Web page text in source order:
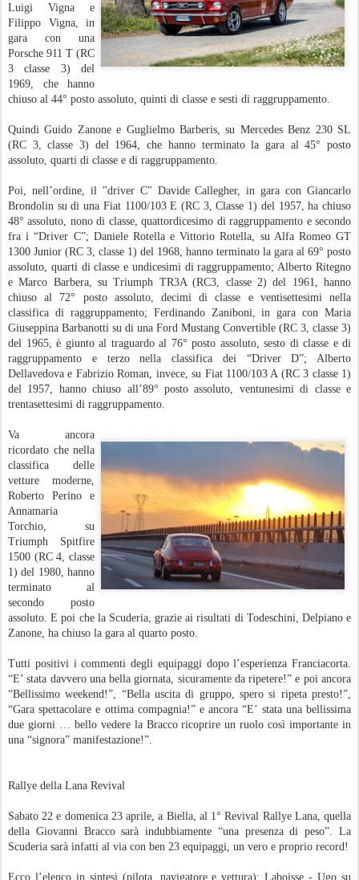
Luigi Vigna e
Filippo Vigna, in
gara con una
Porsche 911 T (RC
3 classe 3) del
1969, che hanno
chiuso al 44° posto assoluto, quinti di classe e sesti di raggruppamento.
Quindi Guido Zanone e Guglielmo Barberis, su Mercedes Benz 230 SL
(RC 3, classe 3) del 1964, che hanno terminato la gara al 45° posto
assoluto, quarti di classe e di raggruppamento.
Poi, nell’ordine, il "driver C" Davide Callegher, in gara con Giancarlo
Brondolin su di una Fiat 1100/103 E (RC 3, Classe 1) del 1957, ha chiuso
48° assoluto, nono di classe, quattordicesimo di raggruppamento e secondo
fra i “Driver C”; Daniele Rotella e Vittorio Rotella, su Alfa Romeo GT
1300 Junior (RC 3, classe 1) del 1968, hanno terminato la gara al 69° posto
assoluto, quarti di classe e undicesimi di raggruppamento; Alberto Ritegno
e Marco Barbera, su Triumph TR3A (RC3, classe 2) del 1961, hanno
chiuso al 72° posto assoluto, decimi di classe e ventisettesimi nella
classifica di raggruppamento; Ferdinando Zaniboni, in gara con Maria
Giuseppina Barbanotti su di una Ford Mustang Convertible (RC 3, classe 3)
del 1965, è giunto al traguardo al 76° posto assoluto, sesto di classe e di
raggruppamento e terzo nella classifica dei “Driver D”; Alberto
Dellavedova e Fabrizio Roman, invece, su Fiat 1100/103 A (RC 3 classe 1)
del 1957, hanno chiuso all’89° posto assoluto, ventunesimi di classe e
trentasettesimi di raggruppamento.
Va ancora
ricordato che nella
classifica delle
vetture moderne,
Roberto Perino e
Annamaria
Torchio, su
Triumph Spitfire
1500 (RC 4, classe
1) del 1980, hanno
terminato al
secondo posto
assoluto. E poi che la Scuderia, grazie ai risultati di Todeschini, Delpiano e
Zanone, ha chiuso la gara al quarto posto.
Tutti positivi i commenti degli equipaggi dopo l’esperienza Franciacorta.
“E’ stata davvero una bella giornata, sicuramente da ripetere!” e poi ancora
“Bellissimo weekend!”, “Bella uscita di gruppo, spero si ripeta presto!”,
“Gara spettacolare e ottima compagnia!” e ancora “E’ stata una bellissima
due giorni … bello vedere la Bracco ricoprire un ruolo così importante in
una “signora” manifestazione!”.
Rallye della Lana Revival
Sabato 22 e domenica 23 aprile, a Biella, al 1° Revival Rallye Lana, quella
della Giovanni Bracco sarà indubbiamente “una presenza di peso”. La
Scuderia sarà infatti al via con ben 23 equipaggi, un vero e proprio record!
Ecco l’elenco in sintesi (pilota, navigatore e vettura): Laboisse - Ugo su